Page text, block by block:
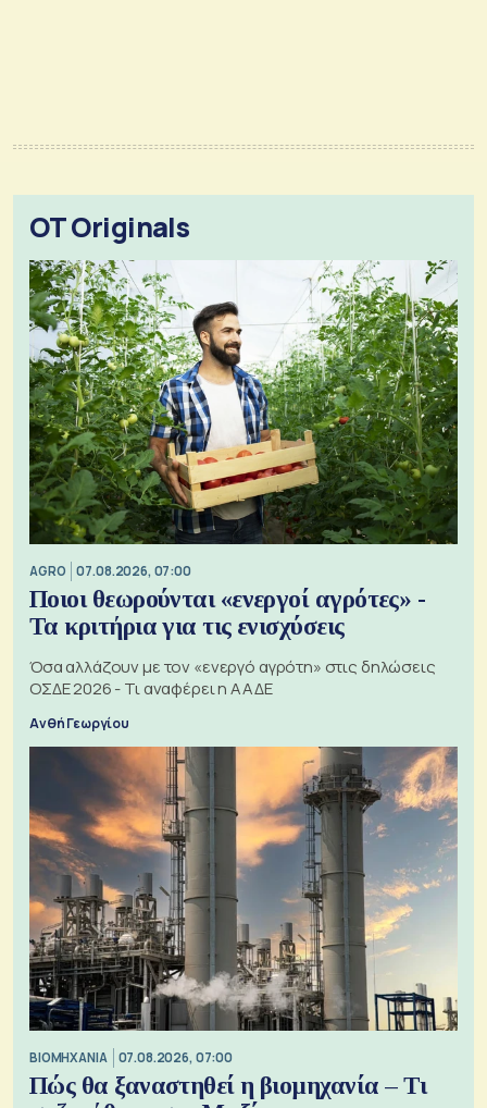
OT Originals
AGRO 07.08.2026, 07:00
Ποιοι θεωρούνται «ενεργοί αγρότες» -
Τα κριτήρια για τις ενισχύσεις
Όσα αλλάζουν με τον «ενεργό αγρότη» στις δηλώσεις
ΟΣΔΕ 2026 - Τι αναφέρει η ΑΑΔΕ
Ανθή Γεωργίου
ΒΙΟΜΗΧΑΝΙΑ 07.08.2026, 07:00
Πώς θα ξαναστηθεί η βιομηχανία – Τι